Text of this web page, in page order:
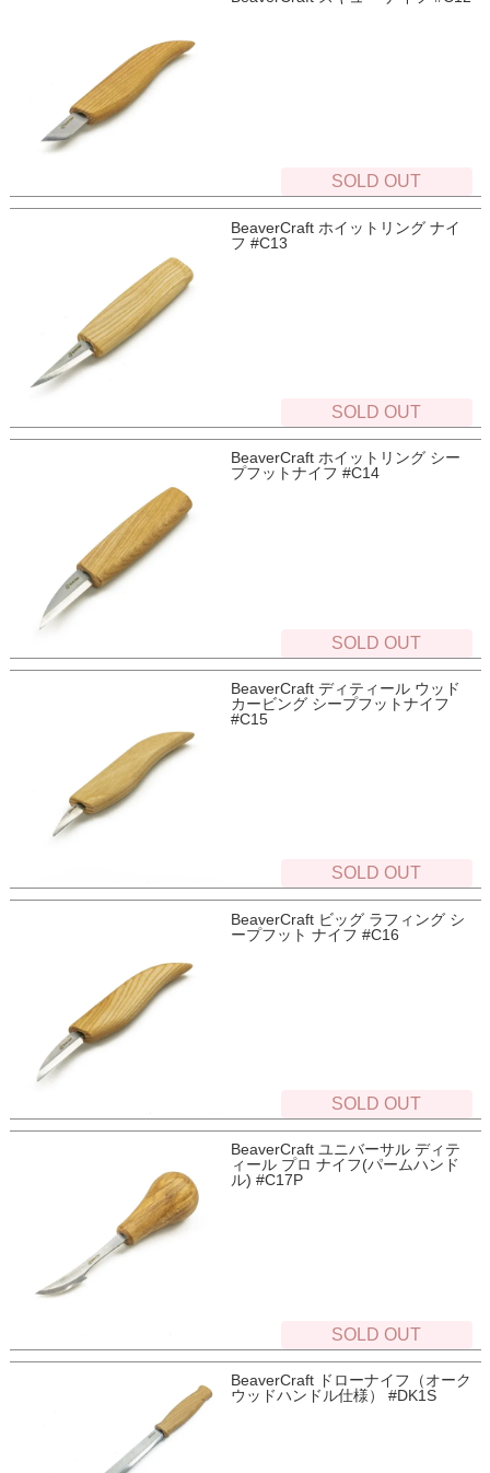
SOLD OUT
BeaverCraft ホイットリング ナイ
フ #C13
SOLD OUT
BeaverCraft ホイットリング シー
プフットナイフ #C14
SOLD OUT
BeaverCraft ディティール ウッド
カービング シープフットナイフ
#C15
SOLD OUT
BeaverCraft ビッグ ラフィング シ
ープフット ナイフ #C16
SOLD OUT
BeaverCraft ユニバーサル ディテ
ィール プロ ナイフ(パームハンド
ル) #C17P
SOLD OUT
BeaverCraft ドローナイフ（オーク
ウッドハンドル仕様） #DK1S